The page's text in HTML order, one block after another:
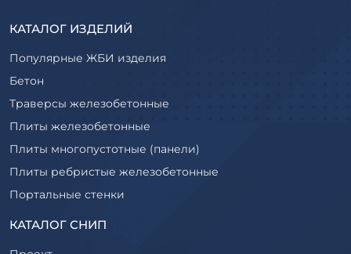
КАТАЛОГ ИЗДЕЛИЙ
Популярные ЖБИ изделия
Бетон
Траверсы железобетонные
Плиты железобетонные
Плиты многопустотные (панели)
Плиты ребристые железобетонные
Портальные стенки
Прогоны железобетонные
КАТАЛОГ СНИП